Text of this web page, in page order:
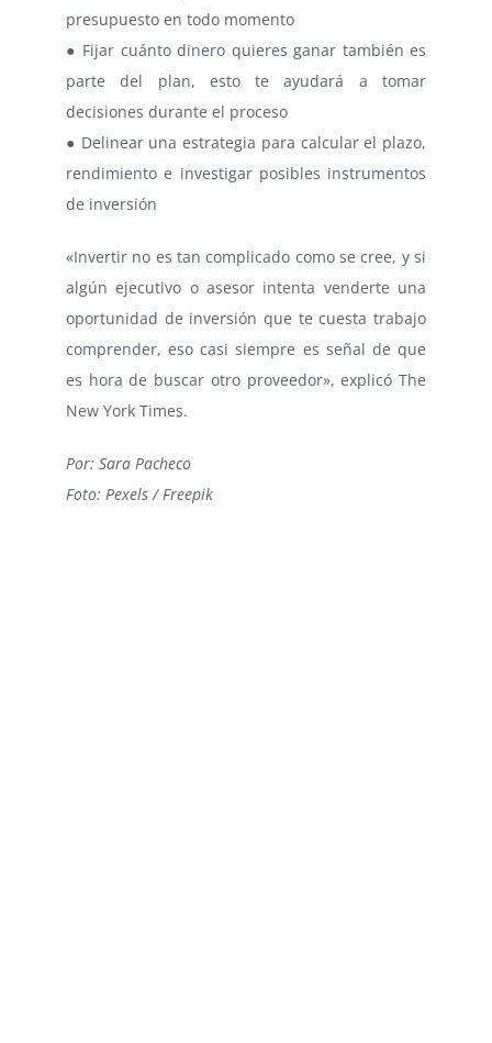
presupuesto en todo momento
● Fijar cuánto dinero quieres ganar también es
parte del plan, esto te ayudará a tomar
decisiones durante el proceso
● Delinear una estrategia para calcular el plazo,
rendimiento e investigar posibles instrumentos
de inversión
«Invertir no es tan complicado como se cree, y si
algún ejecutivo o asesor intenta venderte una
oportunidad de inversión que te cuesta trabajo
comprender, eso casi siempre es señal de que
es hora de buscar otro proveedor», explicó The
New York Times.
Por: Sara Pacheco
Foto: Pexels / Freepik